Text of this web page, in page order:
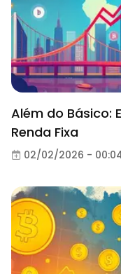
Além do Básico:
Renda Fixa
02/02/2026 -